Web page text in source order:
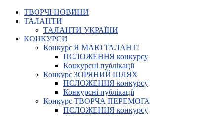
ТВОРЧІ НОВИНИ
ТАЛАНТИ
ТАЛАНТИ УКРАЇНИ
КОНКУРСИ
Конкурс Я МАЮ ТАЛАНТ!
ПОЛОЖЕННЯ конкурсу
Конкурсні публікації
Конкурс ЗОРЯНИЙ ШЛЯХ
ПОЛОЖЕННЯ конкурсу
Конкурсні публікації
Конкурс ТВОРЧА ПЕРЕМОГА
ПОЛОЖЕННЯ конкурсу